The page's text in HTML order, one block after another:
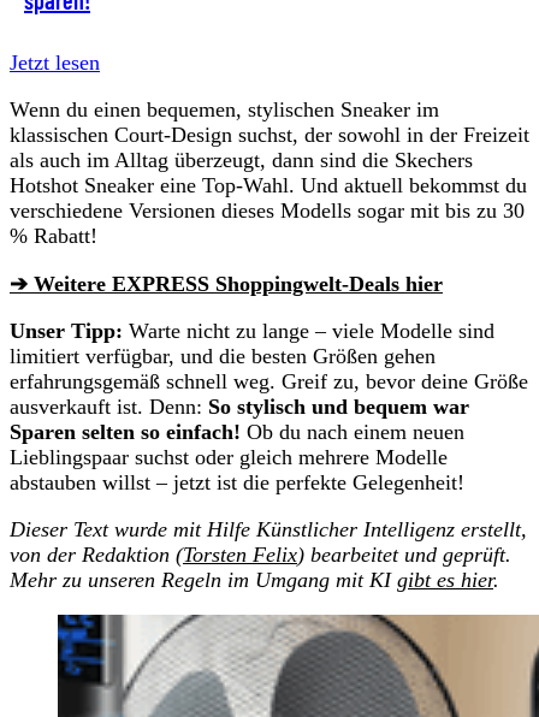
Jetzt lesen
Wenn du einen bequemen, stylischen Sneaker im
klassischen Court-Design suchst, der sowohl in der Freizeit
als auch im Alltag überzeugt, dann sind die Skechers
Hotshot Sneaker eine Top-Wahl. Und aktuell bekommst du
verschiedene Versionen dieses Modells sogar mit bis zu 30
% Rabatt!
➔ Weitere EXPRESS Shoppingwelt-Deals hier
Unser Tipp: Warte nicht zu lange – viele Modelle sind
limitiert verfügbar, und die besten Größen gehen
erfahrungsgemäß schnell weg. Greif zu, bevor deine Größe
ausverkauft ist. Denn: So stylisch und bequem war
Sparen selten so einfach! Ob du nach einem neuen
Lieblingspaar suchst oder gleich mehrere Modelle
abstauben willst – jetzt ist die perfekte Gelegenheit!
Dieser Text wurde mit Hilfe Künstlicher Intelligenz erstellt,
von der Redaktion (Torsten Felix) bearbeitet und geprüft.
Mehr zu unseren Regeln im Umgang mit KI gibt es hier.